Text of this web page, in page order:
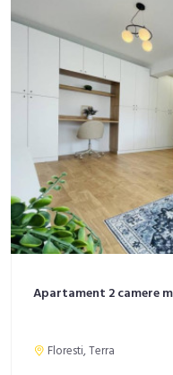
Apartament 2 camere
Floresti, Terra